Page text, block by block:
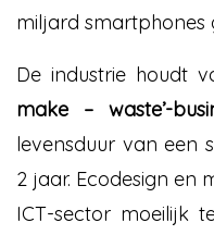
miljard smartphones
De industrie houdt
make – waste’-
levensduur van een
2 jaar. Ecodesign en
ICT-sector moeilijk